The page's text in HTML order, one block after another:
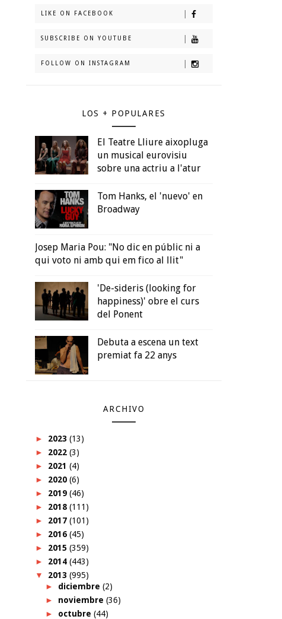
LIKE ON FACEBOOK
SUBSCRIBE ON YOUTUBE
FOLLOW ON INSTAGRAM
LOS + POPULARES
El Teatre Lliure aixopluga
un musical eurovisiu
sobre una actriu a l'atur
Tom Hanks, el 'nuevo' en
Broadway
Josep Maria Pou: "No dic en públic ni a
qui voto ni amb qui em fico al llit"
'De-sideris (looking for
happiness)' obre el curs
del Ponent
Debuta a escena un text
premiat fa 22 anys
ARCHIVO
► 2023 (13)
► 2022 (3)
► 2021 (4)
► 2020 (6)
► 2019 (46)
► 2018 (111)
► 2017 (101)
► 2016 (45)
► 2015 (359)
► 2014 (443)
▼ 2013 (995)
► diciembre (2)
► noviembre (36)
► octubre (44)